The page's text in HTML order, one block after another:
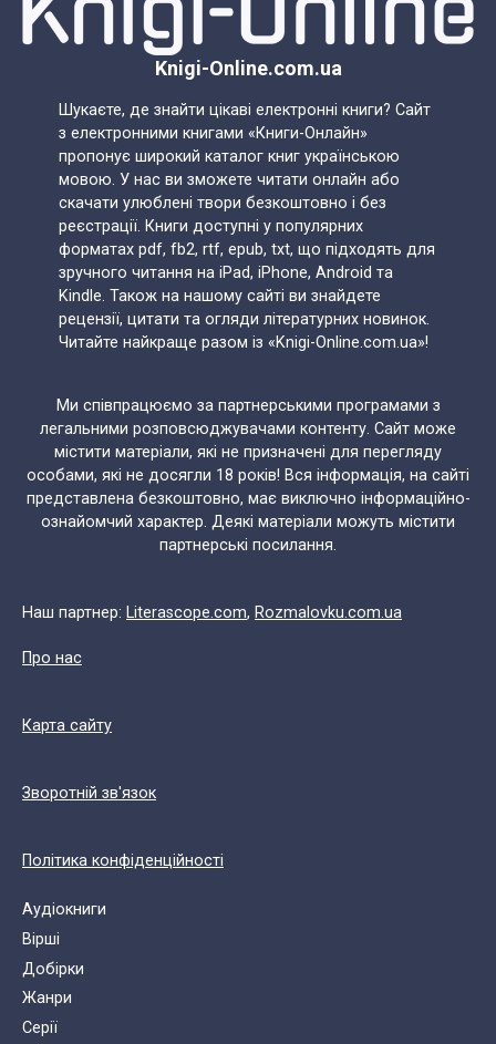
Knigi-Online.com.ua
Шукаєте, де знайти цікаві електронні книги? Сайт
з електронними книгами «Книги-Онлайн»
пропонує широкий каталог книг українською
мовою. У нас ви зможете читати онлайн або
скачати улюблені твори безкоштовно і без
реєстрації. Книги доступні у популярних
форматах pdf, fb2, rtf, epub, txt, що підходять для
зручного читання на iPad, iPhone, Android та
Kindle. Також на нашому сайті ви знайдете
рецензії, цитати та огляди літературних новинок.
Читайте найкраще разом із «Knigi-Online.com.ua»!
Ми співпрацюємо за партнерськими програмами з
легальними розповсюджувачами контенту. Сайт може
містити матеріали, які не призначені для перегляду
особами, які не досягли 18 років! Вся інформація, на сайті
представлена безкоштовно, має виключно інформаційно-
ознайомчий характер. Деякі матеріали можуть містити
партнерські посилання.
Наш партнер: Literascope.com, Rozmalovku.com.ua
Про нас
Карта сайту
Зворотній зв'язок
Політика конфіденційності
Аудіокниги
Вірші
Добірки
Жанри
Cерії